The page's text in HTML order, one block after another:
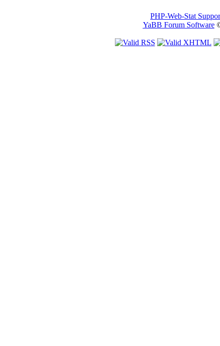
PHP-Web-Stat
YaBB Forum Software©